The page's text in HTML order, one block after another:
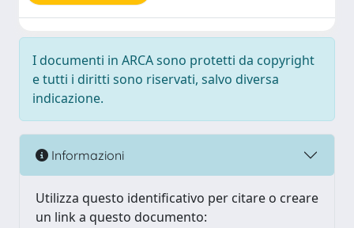
I documenti in ARCA sono protetti da copyright
e tutti i diritti sono riservati, salvo diversa
indicazione.
Informazioni
Utilizza questo identificativo per citare o creare
un link a questo documento: